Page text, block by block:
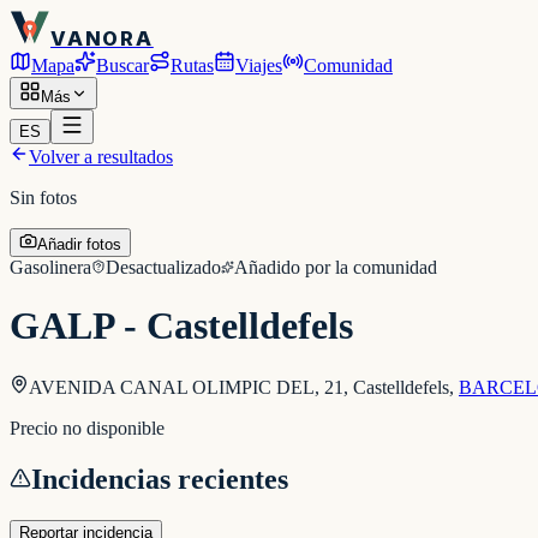
VANORA
Mapa Buscar Rutas Viajes Comunidad
Más
ES
Volver a resultados
Sin fotos
Añadir fotos
Gasolinera Desactualizado Añadido por la comunidad
GALP - Castelldefels
AVENIDA CANAL OLIMPIC DEL, 21, Castelldefels,
Precio no disponible
Incidencias recientes
Reportar incidencia